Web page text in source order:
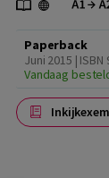
Paperback
Juni 2015 |
Vandaag